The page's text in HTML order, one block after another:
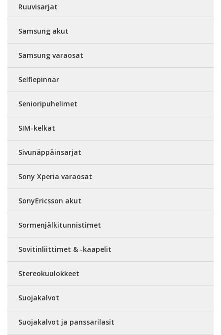
Ruuvisarjat
Samsung akut
Samsung varaosat
Selfiepinnar
Senioripuhelimet
SIM-kelkat
Sivunäppäinsarjat
Sony Xperia varaosat
SonyEricsson akut
Sormenjälkitunnistimet
Sovitinliittimet & -kaapelit
Stereokuulokkeet
Suojakalvot
Suojakalvot ja panssarilasit